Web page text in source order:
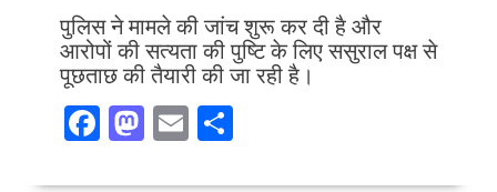
पुलिस ने मामले की जांच शुरू कर दी है और
आरोपों की सत्यता की पुष्टि के लिए ससुराल पक्ष से
पूछताछ की तैयारी की जा रही है।
F M E S